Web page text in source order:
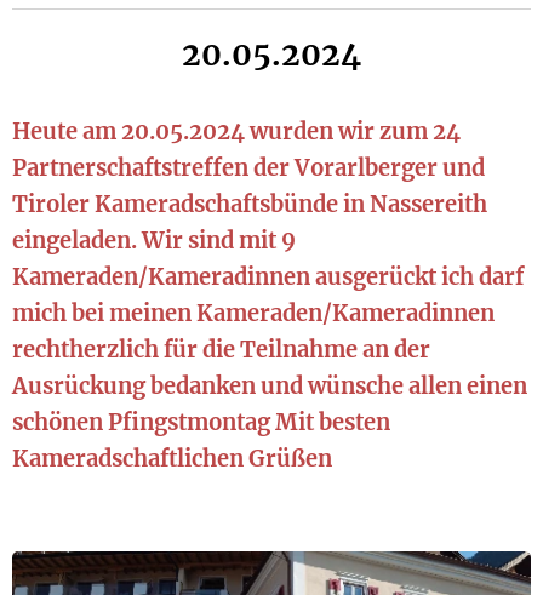
20.05.2024
Heute am 20.05.2024 wurden wir zum 24
Partnerschaftstreffen der Vorarlberger und
Tiroler Kameradschaftsbünde in Nassereith
eingeladen. Wir sind mit 9
Kameraden/Kameradinnen ausgerückt ich darf
mich bei meinen Kameraden/Kameradinnen
rechtherzlich für die Teilnahme an der
Ausrückung bedanken und wünsche allen einen
schönen Pfingstmontag Mit besten
Kameradschaftlichen Grüßen